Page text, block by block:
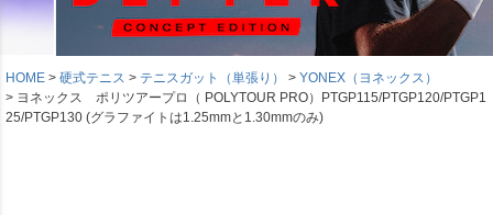
HOME 硬式テニス テニスガット（単張り）
YONEX（ヨネックス）
ヨネックス ポリツアープロ（ POLYTOUR PRO）PTGP115/PTGP120/PTGP1
25/PTGP130 (グラファイトは1.25mmと1.30mmのみ)